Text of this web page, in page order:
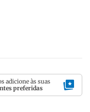
adicione às suas
preferidas